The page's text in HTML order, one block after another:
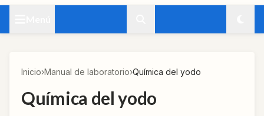
Inicio›Manual de laboratorio›Química del yodo
Química del yodo